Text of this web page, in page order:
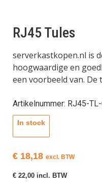
RJ45 Tules
serverkastkopen.nl is
hoogwaardige en
een voorbeeld van.
Artikelnummer: RJ45-
In stock
€ 18,18 excl. BTW
€ 22,00 incl. BTW